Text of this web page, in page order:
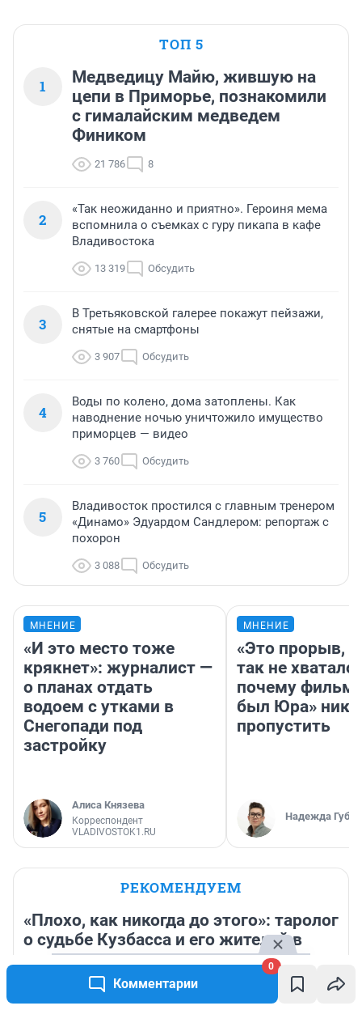
Комментарии
0
ТОП 5
1
Медведицу Майю, жившую на
цепи в Приморье, познакомили
с гималайским медведем
Фиником
21 786 8
2
«Так неожиданно и приятно». Героиня мема
вспомнила о съемках с гуру пикапа в кафе
Владивостока
13 319 Обсудить
3
В Третьяковской галерее покажут пейзажи,
снятые на смартфоны
3 907 Обсудить
4
Воды по колено, дома затоплены. Как
наводнение ночью уничтожило имущество
приморцев — видео
3 760 Обсудить
5
Владивосток простился с главным тренером
«Динамо» Эдуардом Сандлером: репортаж с
похорон
3 088 Обсудить
МНЕНИЕ
«И это место тоже
крякнет»: журналист —
о планах отдать
водоем с утками в
Снегопади под
застройку
Алиса Князева
Корреспондент
VLADIVOSTOK1.RU
МНЕНИЕ
«Это прорыв,
так не
почему фильм
был Юра»
пропустить
Надежда
РЕКОМЕНДУЕМ
«Плохо, как никогда до этого»: таролог
о судьбе Кузбасса и его жителей в
августе
347 2
«Не рассчитала силы»: 18-летняя ужурка пыталась